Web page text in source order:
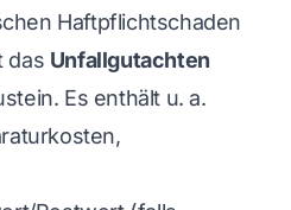
Haftpflichtschaden
das Unfallgutachten
Es enthält u. a.